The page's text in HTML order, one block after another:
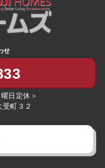
せ
日定休＞
町３２